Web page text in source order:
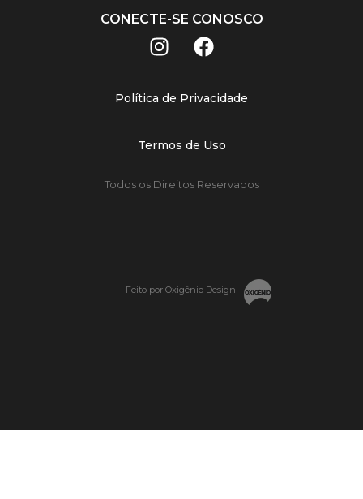
CONECTE-SE CONOSCO
Política de Privacidade
Termos de Uso
Todos os Direitos Reservados
Feito por Oxigênio Design